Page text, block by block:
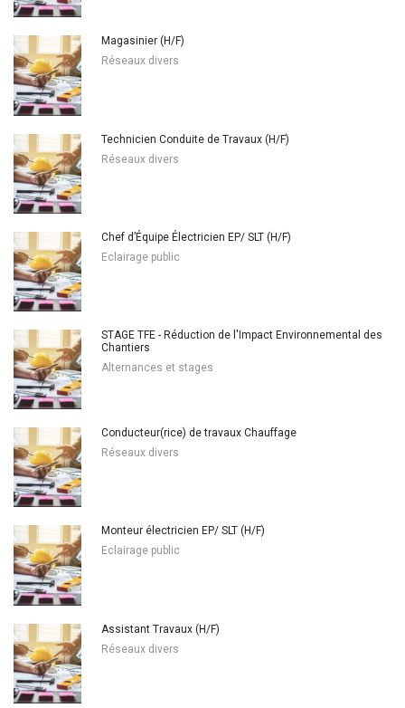
Magasinier (H/F)
Réseaux divers
Technicien Conduite de Travaux (H/F)
Réseaux divers
Chef d’Équipe Électricien EP/ SLT (H/F)
Eclairage public
STAGE TFE - Réduction de l'Impact Environnemental des
Chantiers
Alternances et stages
Conducteur(rice) de travaux Chauffage
Réseaux divers
Monteur électricien EP/ SLT (H/F)
Eclairage public
Assistant Travaux (H/F)
Réseaux divers